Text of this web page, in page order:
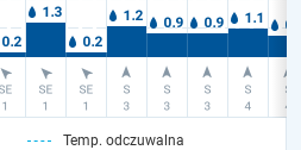
Temp. odczuwalna